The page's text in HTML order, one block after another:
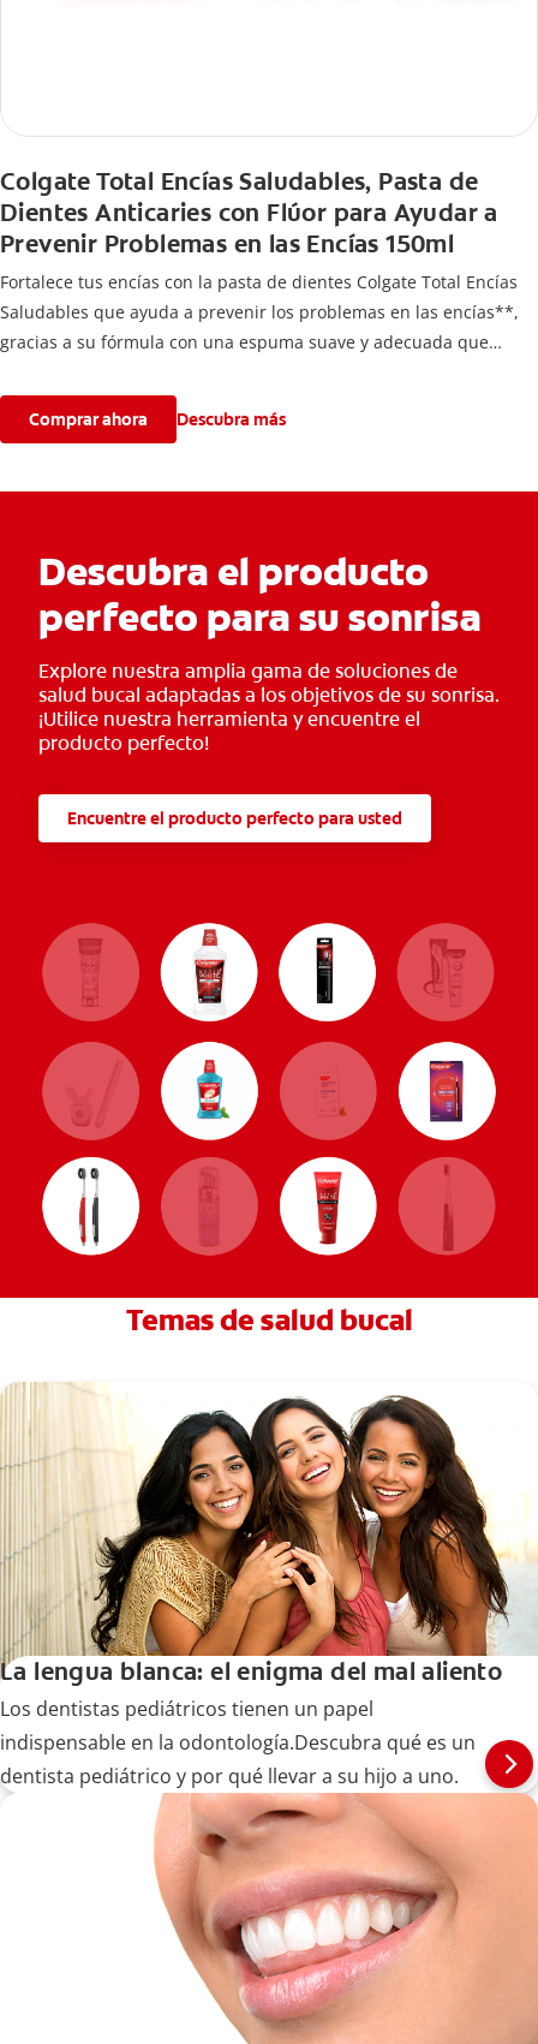
Colgate Total Encías Saludables, Pasta de
Dientes Anticaries con Flúor para Ayudar a
Prevenir Problemas en las Encías 150ml
Fortalece tus encías con la pasta de dientes Colgate Total Encías
Saludables que ayuda a prevenir los problemas en las encías**,
gracias a su fórmula con una espuma suave y adecuada que
*Con el cepillado 2 veces por día y uso continuo por 4 semanas.
**Causados por bacterias.
Comprar ahora Descubra más
Descubra el producto
perfecto para su sonrisa
Explore nuestra amplia gama de soluciones de
salud bucal adaptadas a los objetivos de su sonrisa.
¡Utilice nuestra herramienta y encuentre el
producto perfecto!
Encuentre el producto perfecto para usted
Temas de salud bucal
La lengua blanca: el enigma del mal aliento
Los dentistas pediátricos tienen un papel
indispensable en la odontología.Descubra qué es un
dentista pediátrico y por qué llevar a su hijo a uno.